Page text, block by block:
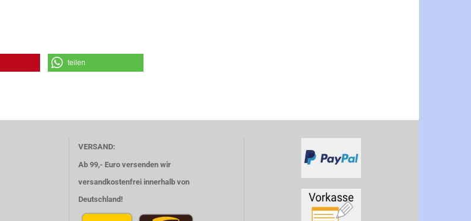
teilen
VERSAND:
Ab 99,- Euro versenden wir
versandkostenfrei innerhalb von
Deutschland!